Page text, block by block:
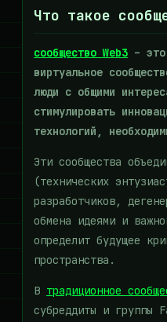
Что такое
сообщество Web3 – это
виртуальное
люди с общими
стимулировать
технологий,
Эти сообщества
(технических
разработчиков,
обмена идеями и
определит будущее
пространства.
В традиционное
субреддиты и группы